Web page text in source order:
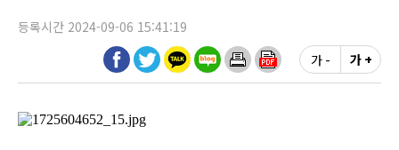
등록시간 2024-09-06 15:41:19
가 -
가 +